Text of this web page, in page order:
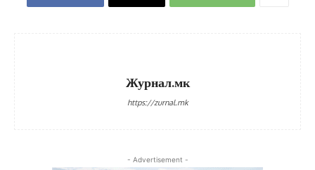
Журнал.мк
https://zurnal.mk
- Advertisement -